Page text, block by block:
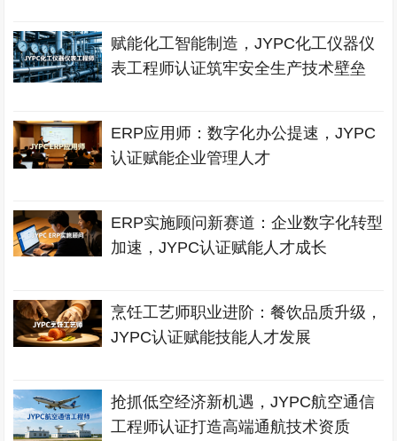
赋能化工智能制造，JYPC化工仪器仪
表工程师认证筑牢安全生产技术壁垒
ERP应用师：数字化办公提速，JYPC
认证赋能企业管理人才
ERP实施顾问新赛道：企业数字化转型
加速，JYPC认证赋能人才成长
烹饪工艺师职业进阶：餐饮品质升级，
JYPC认证赋能技能人才发展
抢抓低空经济新机遇，JYPC航空通信
工程师认证打造高端通航技术资质